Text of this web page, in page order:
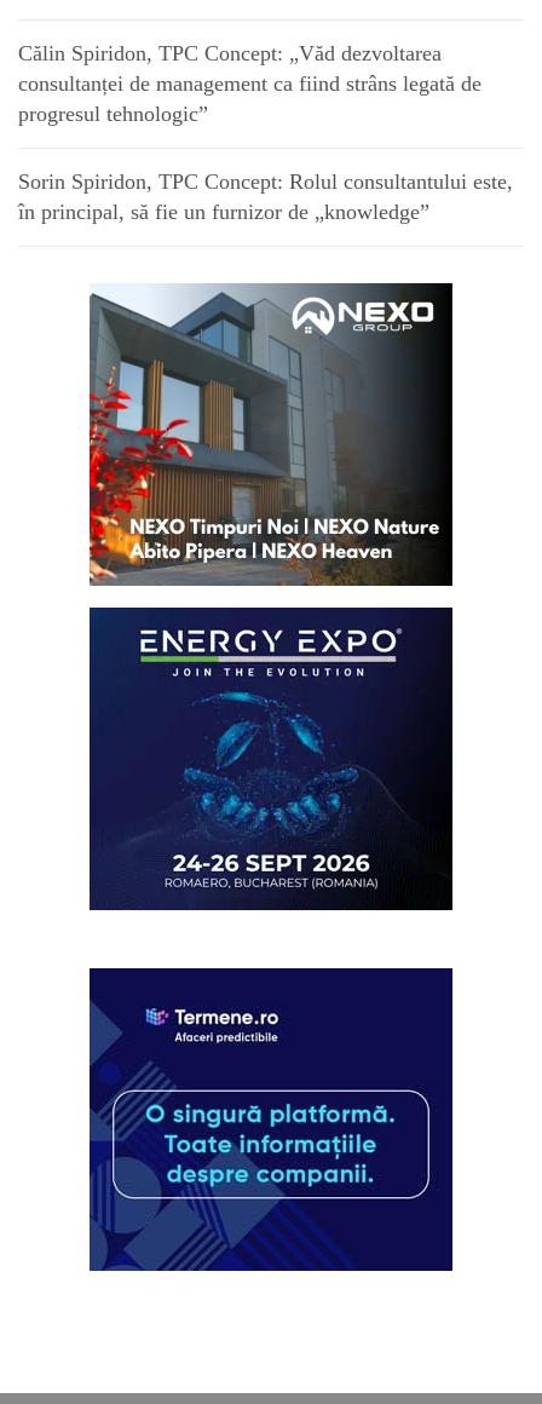
Călin Spiridon, TPC Concept: „Văd dezvoltarea
consultanței de management ca fiind strâns legată de
progresul tehnologic”
Sorin Spiridon, TPC Concept: Rolul consultantului este,
în principal, să fie un furnizor de „knowledge”